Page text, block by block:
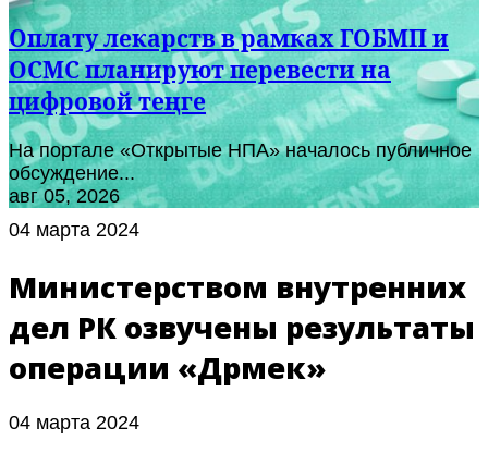
Оплату лекарств в рамках ГОБМП и
ОСМС планируют перевести на
цифровой теңге
На портале «Открытые НПА» началось публичное
обсуждение...
авг 05, 2026
04 марта 2024
Министерством внутренних
дел РК озвучены результаты
операции «Дәрмек»
04 марта 2024